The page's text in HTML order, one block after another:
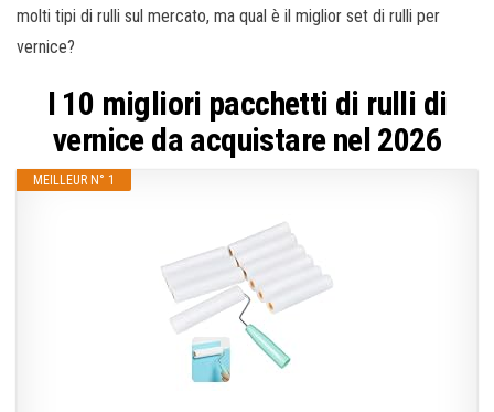
molti tipi di rulli sul mercato, ma qual è il miglior set di rulli per
vernice?
I 10 migliori pacchetti di rulli di
vernice da acquistare nel 2026
MEILLEUR N° 1